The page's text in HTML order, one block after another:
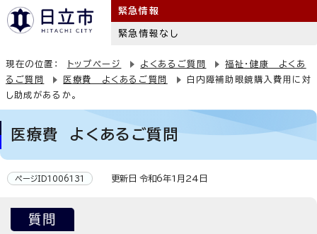
緊急情報
緊急情報なし
現在の位置： トップページ よくあるご質問
福祉・健康 よくあ
るご質問
医療費 よくあるご質問
白内障補助眼鏡購入費用に対
し助成があるか。
医療費 よくあるご質問
ページID1006131 更新日 令和6年1月24日
質問